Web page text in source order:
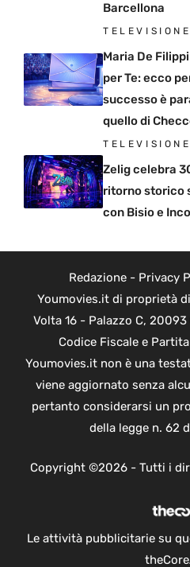
Barcellona
TELEVISIONE
Maria De Filippi
per Te: ecco
successo è
quello di
TELEVISIONE
Zelig celebra
ritorno storico
con Bisio e
Redazione- Privacy
Youmovies.it di proprietà di
Volta 16 - Palazzo C,
Codice Fiscale e
Youmovies.it non è una
viene aggiornato senza
pertanto considerarsi un
della legge n. 62
Copyright ©2026 - Tutti i
Le attività pubblicitarie su